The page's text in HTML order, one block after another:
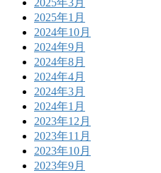
2025年1月
2024年10月
2024年9月
2024年8月
2024年4月
2024年3月
2024年1月
2023年12月
2023年11月
2023年10月
2023年9月